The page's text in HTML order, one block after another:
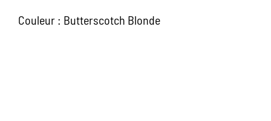
Couleur : Butterscotch Blonde